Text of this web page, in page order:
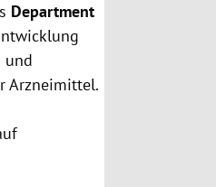
Department
und
Arzneimittel.